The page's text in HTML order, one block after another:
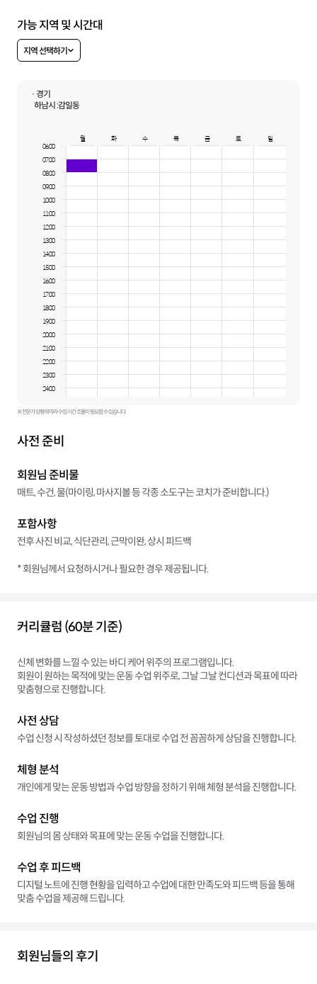
가능 지역 및 시간대
지역 선택하기
· 경기
하남시 :감일동
월 화 수 목 금 토
일
06:00
07:00
08:00
09:00
10:00
11:00
12:00
13:00
14:00
15:00
16:00
17:00
18:00
19:00
20:00
21:00
22:00
23:00
24:00
※ 전문가 상황에 따라 수업 시간 조율이 필요할 수 있습니다.
사전 준비
회원님 준비물
매트, 수건, 물(마이링, 마사지볼 등 각종 소도구는 코치가 준비합니다.)
포함사항
전후 사진 비교, 식단관리, 근막이완, 상시 피드백
* 회원님께서 요청하시거나 필요한 경우 제공됩니다.
커리큘럼 (60분 기준)
신체 변화를 느낄 수 있는 바디 케어 위주의 프로그램입니다.
회원이 원하는 목적에 맞는 운동 수업 위주로, 그날 그날 컨디션과 목표에 따라
맞춤형으로 진행합니다.
사전 상담
수업 신청 시 작성하셨던 정보를 토대로 수업 전 꼼꼼하게 상담을 진행합니다.
체형 분석
개인에게 맞는 운동 방법과 수업 방향을 정하기 위해 체형 분석을 진행합니다.
수업 진행
회원님의 몸 상태와 목표에 맞는 운동 수업을 진행합니다.
수업 후 피드백
디지털 노트에 진행 현황을 입력하고 수업에 대한 만족도와 피드백 등을 통해
맞춤 수업을 제공해 드립니다.
회원님들의 후기